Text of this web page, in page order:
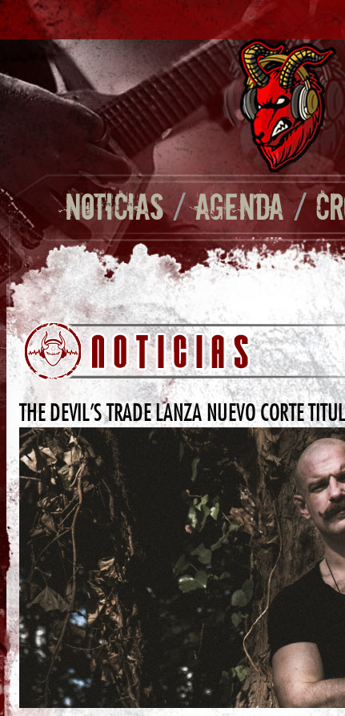
NOTICIAS/AGENDA/
THE DEVIL’S TRADE LANZA NUEVO CORTE